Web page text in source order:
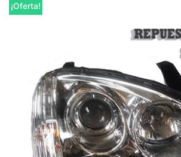
¡Oferta!